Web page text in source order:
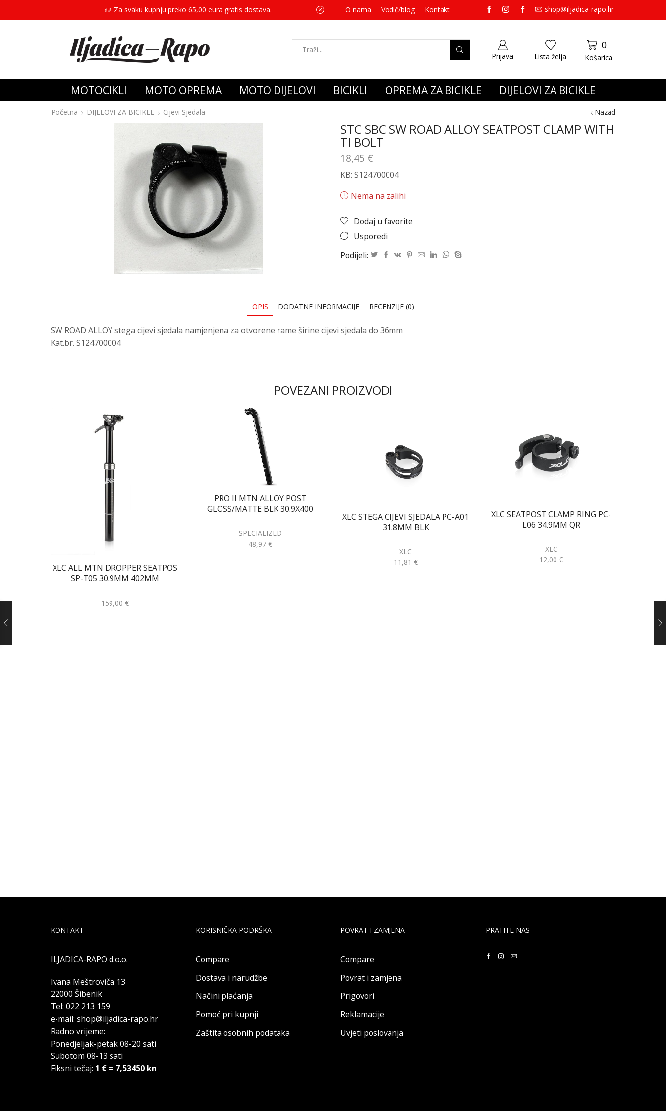
Za svaku kupnju preko 65,00 eura gratis dostava. Za svaku kupnju preko 65,00 eura gratis dostava.
O nama Vodič/blog Kontakt shop@iljadica-rapo.hr
Prijava Lista želja
0
Košarica
MOTOCIKLI MOTO OPREMA MOTO DIJELOVI BICIKLI OPREMA ZA BICIKLE DIJELOVI ZA BICIKLE
Početna DIJELOVI ZA BICIKLE Cijevi Sjedala Nazad
STC SBC SW ROAD ALLOY SEATPOST CLAMP WITH
TI BOLT
18,45 €
KB: S124700004
Nema na zalihi
Dodaj u favorite
Usporedi
Podijeli:
OPIS DODATNE INFORMACIJE RECENZIJE (0)
SW ROAD ALLOY stega cijevi sjedala namjenjena za otvorene rame širine cijevi sjedala do 36mm
Kat.br. S124700004
POVEZANI PROIZVODI
XLC ALL MTN DROPPER SEATPOS
SP-T05 30.9MM 402MM
159,00 €
PRO II MTN ALLOY POST
GLOSS/MATTE BLK 30.9X400
SPECIALIZED
48,97€
XLC STEGA CIJEVI SJEDALA PC-A01
31.8MM BLK
XLC
11,81 €
XLC SEATPOST CLAMP RING PC-
L06 34.9MM QR
XLC
12,00€
KONTAKT
ILJADICA-RAPO d.o.o.
Ivana Meštroviča 13
22000 Šibenik
Tel: 022 213 159
e-mail: shop@iljadica-rapo.hr
Radno vrijeme:
Ponedjeljak-petak 08-20 sati
Subotom 08-13 sati
Fiksni tečaj: 1 € = 7,53450 kn
KORISNIČKA PODRŠKA
Compare
Dostava i narudžbe
Načini plaćanja
Pomoć pri kupnji
Zaštita osobnih podataka
POVRAT I ZAMJENA
Compare
Povrat i zamjena
Prigovori
Reklamacije
Uvjeti poslovanja
PRATITE NAS